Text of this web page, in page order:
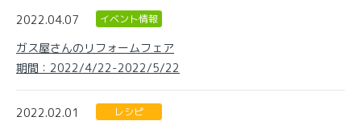
2022.04.07 イベント情報
ガス屋さんのリフォームフェア
期間：2022/4/22-2022/5/22
2022.02.01 レシピ